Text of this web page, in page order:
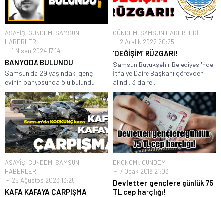
ASAYİŞ, GÜNDEM, SAMSUN
HABERLERİ
1 Nisan 2024 17:14
BANYODA BULUNDU!
Samsun'da 29 yaşındaki genç
evinin banyosunda ölü bulundu
GÜNDEM, SAMSUN HABERLERİ
2 Aralık 2022 20:25
‘DEĞİŞİM’ RÜZGARI!
Samsun Büyükşehir Belediyesi'nde
İtfaiye Daire Başkanı görevden
alındı, 3 daire...
ASAYİŞ, GÜNDEM, SAMSUN
HABERLERİ
25 Ağustos 2023 13:25
KAFA KAFAYA ÇARPIŞMA
EKONOMİ, GÜNDEM
7 Ocak 2018 21:03
Devletten gençlere günlük 75
TL cep harçlığı!